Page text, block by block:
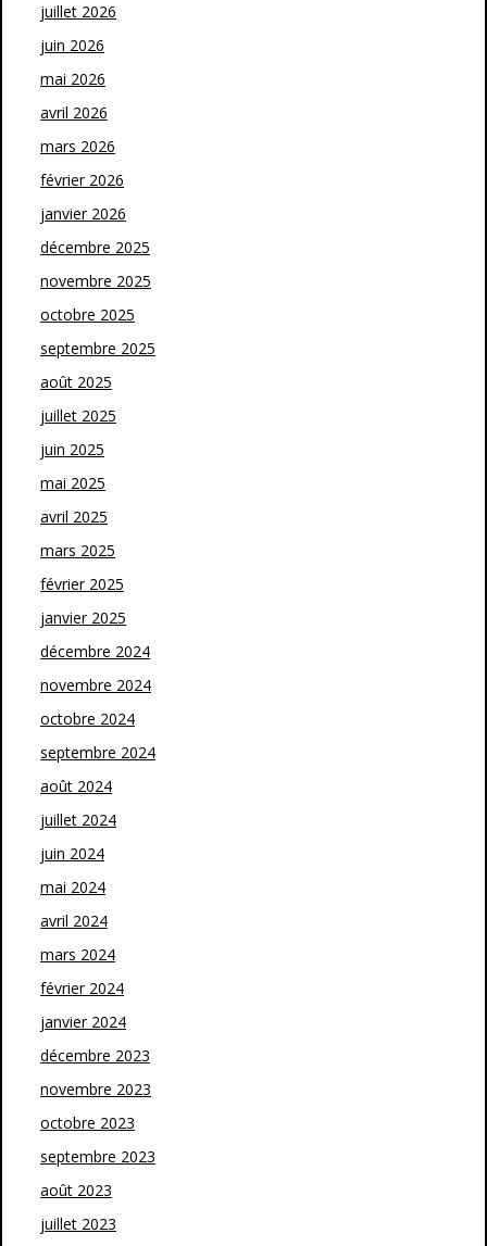
juillet 2026
juin 2026
mai 2026
avril 2026
mars 2026
février 2026
janvier 2026
décembre 2025
novembre 2025
octobre 2025
septembre 2025
août 2025
juillet 2025
juin 2025
mai 2025
avril 2025
mars 2025
février 2025
janvier 2025
décembre 2024
novembre 2024
octobre 2024
septembre 2024
août 2024
juillet 2024
juin 2024
mai 2024
avril 2024
mars 2024
février 2024
janvier 2024
décembre 2023
novembre 2023
octobre 2023
septembre 2023
août 2023
juillet 2023